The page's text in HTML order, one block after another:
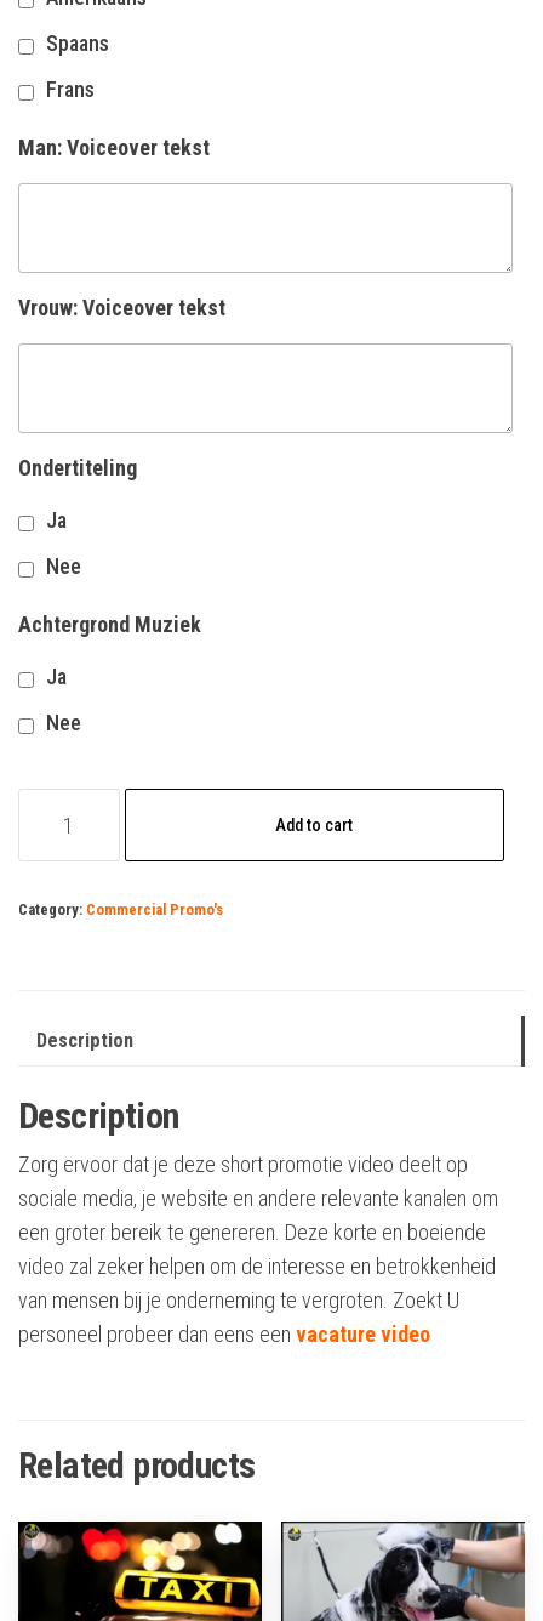
Spaans
Frans
Man: Voiceover tekst
Vrouw: Voiceover tekst
Ondertiteling
Ja
Nee
Achtergrond Muziek
Ja
Nee
quantity
Add to cart
Category: Commercial Promo's
Description
Description
Zorg ervoor dat je deze short promotie video deelt op
sociale media, je website en andere relevante kanalen om
een groter bereik te genereren. Deze korte en boeiende
video zal zeker helpen om de interesse en betrokkenheid
van mensen bij je onderneming te vergroten. Zoekt U
personeel probeer dan eens een vacature video
Related products